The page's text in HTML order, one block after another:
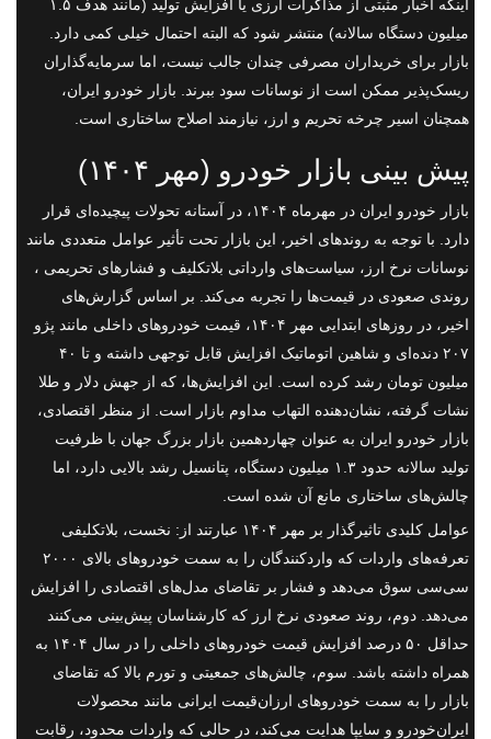
اینکه اخبار مثبتی از مذاکرات ارزی یا افزایش تولید (مانند هدف ۱.۵
میلیون دستگاه سالانه) منتشر شود که البته احتمال خیلی کمی دارد.
بازار برای خریداران مصرفی چندان جالب نیست، اما سرمایه‌گذاران
ریسک‌پذیر ممکن است از نوسانات سود ببرند. بازار خودرو ایران،
همچنان اسیر چرخه تحریم و ارز، نیازمند اصلاح ساختاری است.
پیش بینی بازار خودرو (مهر ۱۴۰۴)
بازار خودرو ایران در مهرماه ۱۴۰۴، در آستانه تحولات پیچیده‌ای قرار
دارد. با توجه به روندهای اخیر، این بازار تحت تأثیر عوامل متعددی مانند
نوسانات نرخ ارز، سیاست‌های وارداتی بلاتکلیف و فشارهای تحریمی ،
روندی صعودی در قیمت‌ها را تجربه می‌کند. بر اساس گزارش‌های
اخیر، در روزهای ابتدایی مهر ۱۴۰۴، قیمت خودروهای داخلی مانند پژو
۲۰۷ دنده‌ای و شاهین اتوماتیک افزایش قابل توجهی داشته و تا ۴۰
میلیون تومان رشد کرده است. این افزایش‌ها، که از جهش دلار و طلا
نشات گرفته، نشان‌دهنده التهاب مداوم بازار است. از منظر اقتصادی،
بازار خودرو ایران به عنوان چهاردهمین بازار بزرگ جهان با ظرفیت
تولید سالانه حدود ۱.۳ میلیون دستگاه، پتانسیل رشد بالایی دارد، اما
چالش‌های ساختاری مانع آن شده است.
عوامل کلیدی تاثیرگذار بر مهر ۱۴۰۴ عبارتند از: نخست، بلاتکلیفی
تعرفه‌های واردات که واردکنندگان را به سمت خودروهای بالای ۲۰۰۰
سی‌سی سوق می‌دهد و فشار بر تقاضای مدل‌های اقتصادی را افزایش
می‌دهد. دوم، روند صعودی نرخ ارز که کارشناسان پیش‌بینی می‌کنند
حداقل ۵۰ درصد افزایش قیمت خودروهای داخلی را در سال ۱۴۰۴ به
همراه داشته باشد. سوم، چالش‌های جمعیتی و تورم بالا که تقاضای
بازار را به سمت خودروهای ارزان‌قیمت ایرانی مانند محصولات
ایران‌خودرو و سایپا هدایت می‌کند، در حالی که واردات محدود، رقابت